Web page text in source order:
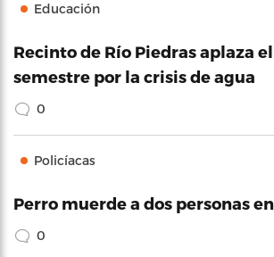
Educación
Recinto de Río Piedras aplaza
semestre por la crisis de agua
0
Policíacas
Perro muerde a dos personas
0